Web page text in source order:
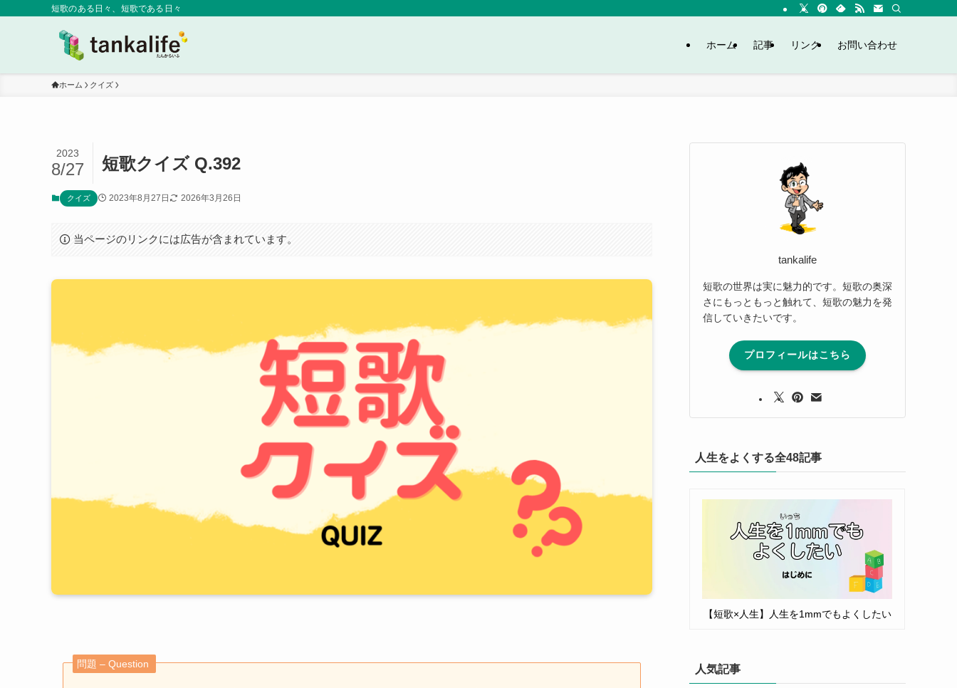
短歌のある日々、短歌である日々
ホーム 記事 リンク お問い合わせ
ホーム クイズ
短歌クイズ Q.392
2023
8/27
クイズ 2023年8月27日 2026年3月26日
当ページのリンクには広告が含まれています。
問題 – Question
tankalife
短歌の世界は実に魅力的です。短歌の奥深
さにもっともっと触れて、短歌の魅力を発
信していきたいです。
プロフィールはこちら
人生をよくする全48記事
【短歌×人生】人生を1mmでもよくしたい
人気記事